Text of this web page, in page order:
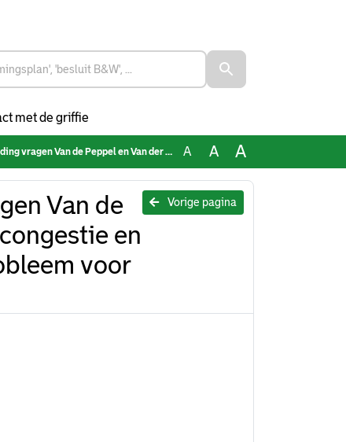
met de griffie
Velden over Netcongestie en capaciteitsgebrek een mogelijk probleem voor energyhubs A A A
Vorige pagina
Van de
en
voor